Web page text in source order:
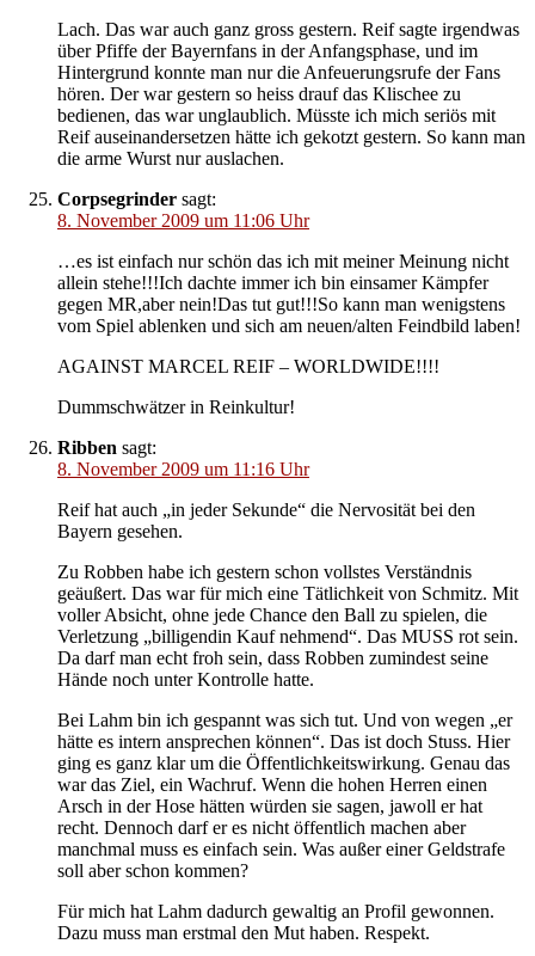
Lach. Das war auch ganz gross gestern. Reif sagte irgendwas
über Pfiffe der Bayernfans in der Anfangsphase, und im
Hintergrund konnte man nur die Anfeuerungsrufe der Fans
hören. Der war gestern so heiss drauf das Klischee zu
bedienen, das war unglaublich. Müsste ich mich seriös mit
Reif auseinandersetzen hätte ich gekotzt gestern. So kann man
die arme Wurst nur auslachen.
Corpsegrinder sagt:
8. November 2009 um 11:06 Uhr
…es ist einfach nur schön das ich mit meiner Meinung nicht
allein stehe!!!Ich dachte immer ich bin einsamer Kämpfer
gegen MR,aber nein!Das tut gut!!!So kann man wenigstens
vom Spiel ablenken und sich am neuen/alten Feindbild laben!
AGAINST MARCEL REIF – WORLDWIDE!!!!
Dummschwätzer in Reinkultur!
Ribben sagt:
8. November 2009 um 11:16 Uhr
Reif hat auch „in jeder Sekunde“ die Nervosität bei den
Bayern gesehen.
Zu Robben habe ich gestern schon vollstes Verständnis
geäußert. Das war für mich eine Tätlichkeit von Schmitz. Mit
voller Absicht, ohne jede Chance den Ball zu spielen, die
Verletzung „billigendin Kauf nehmend“. Das MUSS rot sein.
Da darf man echt froh sein, dass Robben zumindest seine
Hände noch unter Kontrolle hatte.
Bei Lahm bin ich gespannt was sich tut. Und von wegen „er
hätte es intern ansprechen können“. Das ist doch Stuss. Hier
ging es ganz klar um die Öffentlichkeitswirkung. Genau das
war das Ziel, ein Wachruf. Wenn die hohen Herren einen
Arsch in der Hose hätten würden sie sagen, jawoll er hat
recht. Dennoch darf er es nicht öffentlich machen aber
manchmal muss es einfach sein. Was außer einer Geldstrafe
soll aber schon kommen?
Für mich hat Lahm dadurch gewaltig an Profil gewonnen.
Dazu muss man erstmal den Mut haben. Respekt.